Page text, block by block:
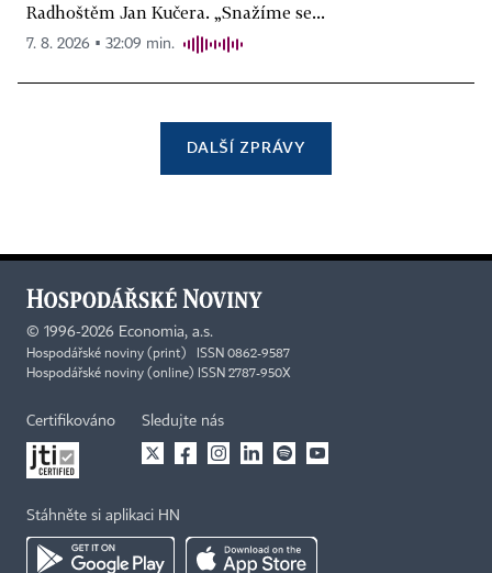
Radhoštěm Jan Kučera. „Snažíme se...
7. 8. 2026 ▪ 32:09 min.
DALŠÍ ZPRÁVY
© 1996-2026 Economia, a.s.
Hospodářské noviny (print) ISSN 0862-9587
Hospodářské noviny (online) ISSN 2787-950X
Certifikováno Sledujte nás
Stáhněte si aplikaci HN